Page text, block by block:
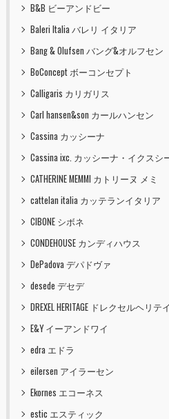
B&B ビーアンドビー
Baleri Italia バレリ イタリア
Bang & Olufsen バング&オルフセン
BoConcept ボーコンセプト
Calligaris カリガリス
Carl hansen&son カールハンセン
Cassina カッシーナ
Cassina ixc. カッシーナ・イクスシ
CATHERINE MEMMI カトリーヌ メミ
cattelan italia カッテランイタリア
CIBONE シボネ
CONDEHOUSE カンディハウス
DePadova デパドヴァ
desede デセデ
DREXEL HERITAGE ドレクセルヘリテ
E&Y イーアンドワイ
edra エドラ
eilersen アイラーセン
Ekornes エコーネス
estic エスティック